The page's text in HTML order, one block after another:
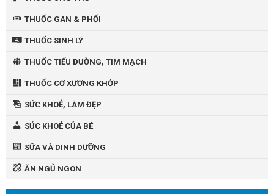
THUỐC GAN & PHỔI
THUỐC SINH LÝ
THUỐC TIỂU ĐƯỜNG, TIM MẠCH
THUỐC CƠ XƯƠNG KHỚP
SỨC KHOẺ, LÀM ĐẸP
SỨC KHOẺ CỦA BÉ
SỮA VÀ DINH DƯỠNG
ĂN NGỦ NGON